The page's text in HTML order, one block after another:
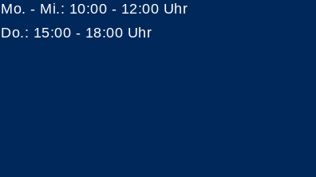
Mo. - Mi.: 10:00 - 12:00 Uhr
Do.: 15:00 - 18:00 Uhr